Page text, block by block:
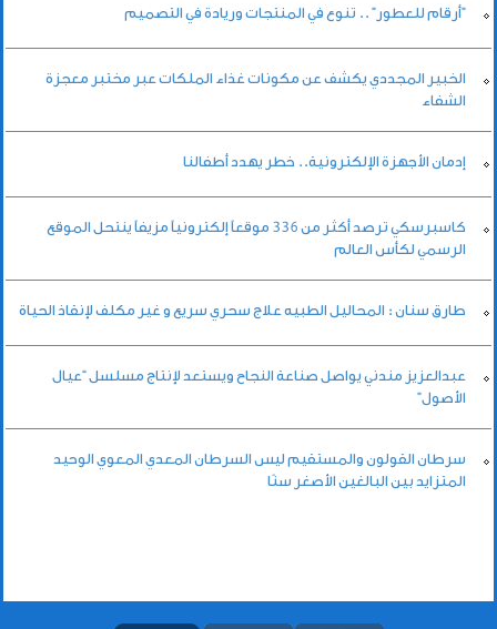
"أرقام للعطور" .. تنوع في المنتجات وريادة في التصميم
الخبير المجددي يكشف عن مكونات غذاء الملكات عبر مختبر معجزة
الشفاء
إدمان الأجهزة الإلكترونية.. خطر يهدد أطفالنا
كاسبرسكي ترصد أكثر من 336 موقعاً إلكترونياً مزيفاً ينتحل الموقع
الرسمي لكأس العالم
طارق سنان : المحاليل الطبيه علاج سحري سريع و غير مكلف لإنقاذ الحياة
عبدالعزيز مندني يواصل صناعة النجاح ويستعد لإنتاج مسلسل “عيال
الأصول”
سرطان القولون والمستقيم ليس السرطان المعدي المعوي الوحيد
المتزايد بين البالغين الأصغر سنًا